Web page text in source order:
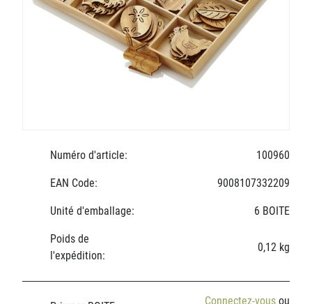
Numéro d'article: 100960
EAN Code: 9008107332209
Unité d'emballage: 6 BOITE
Poids de
l'expédition:
0,12 kg
Connectez-vous ou